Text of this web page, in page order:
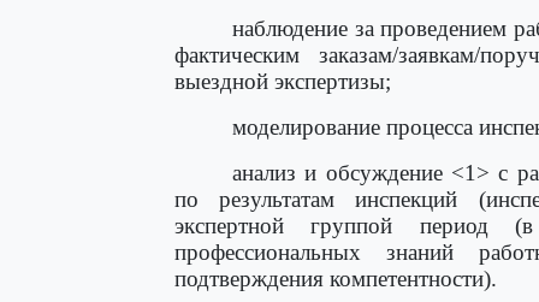
наблюдение за проведением
фактическим заказам/заявкам/
выездной экспертизы;
моделирование процесса
анализ и обсуждение <1> с
по результатам инспекций
экспертной группой период
профессиональных знаний
подтверждения компетентности).